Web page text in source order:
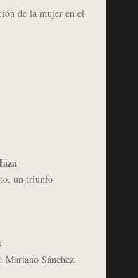
de la mujer en el
un triunfo
Mariano Sánchez